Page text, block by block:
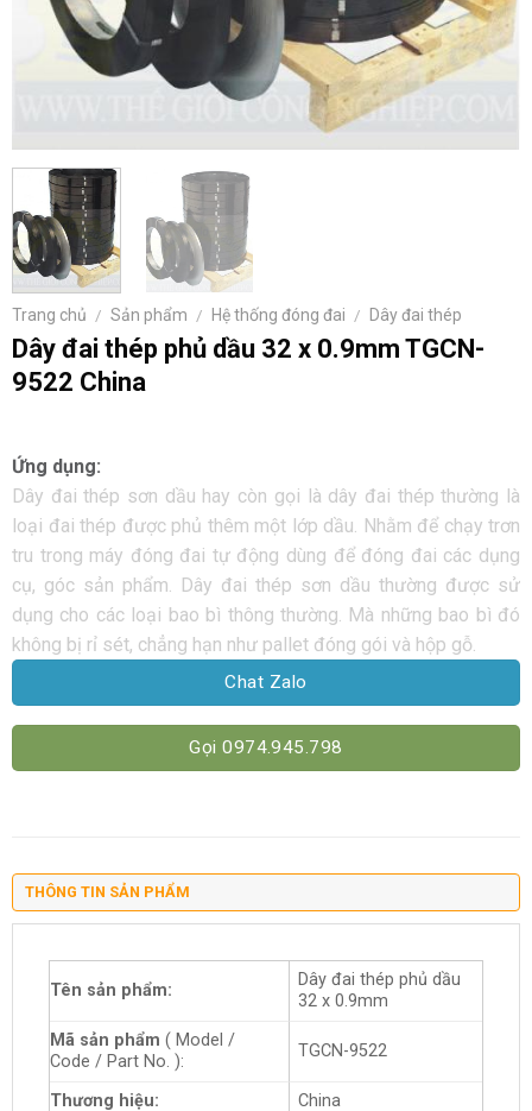
Trang chủ / Sản phẩm / Hệ thống đóng đai / Dây đai thép
Dây đai thép phủ dầu 32 x 0.9mm TGCN-
9522 China
Ứng dụng:
Dây đai thép sơn dầu hay còn gọi là dây đai thép thường là
loại đai thép được phủ thêm một lớp dầu. Nhằm để chạy trơn
tru trong máy đóng đai tự động dùng để đóng đai các dụng
cụ, góc sản phẩm. Dây đai thép sơn dầu thường được sử
dụng cho các loại bao bì thông thường. Mà những bao bì đó
không bị rỉ sét, chẳng hạn như pallet đóng gói và hộp gỗ.
Chat Zalo
Gọi 0974.945.798
THÔNG TIN SẢN PHẨM
Tên sản phẩm:
Dây đai thép phủ dầu
32 x 0.9mm
Mã sản phẩm ( Model /
Code / Part No. ):
TGCN-9522
Thương hiệu:
China